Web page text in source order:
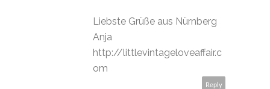
Liebste Grüße aus Nürnberg
Anja
http://littlevintageloveaffair.c
om
Reply